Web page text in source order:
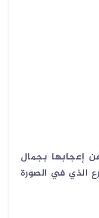
إعجابها بجمال
الذي في الصورة